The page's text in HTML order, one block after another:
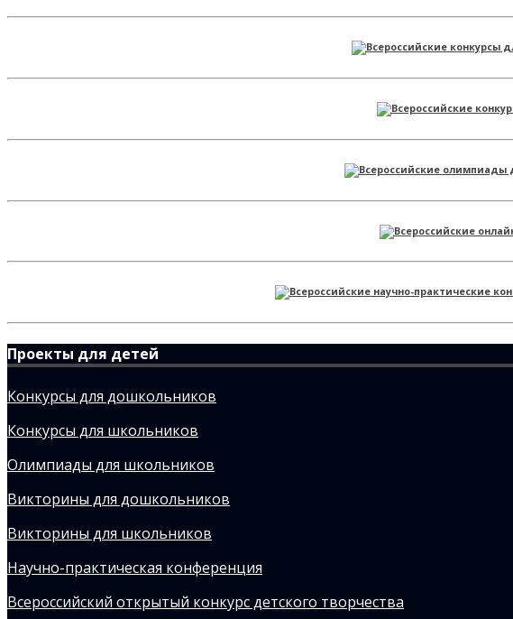
Проекты для детей
Конкурсы для дошкольников
Конкурсы для школьников
Олимпиады для школьников
Викторины для дошкольников
Викторины для школьников
Научно-практическая конференция
Всероссийский открытый конкурс детского творчества